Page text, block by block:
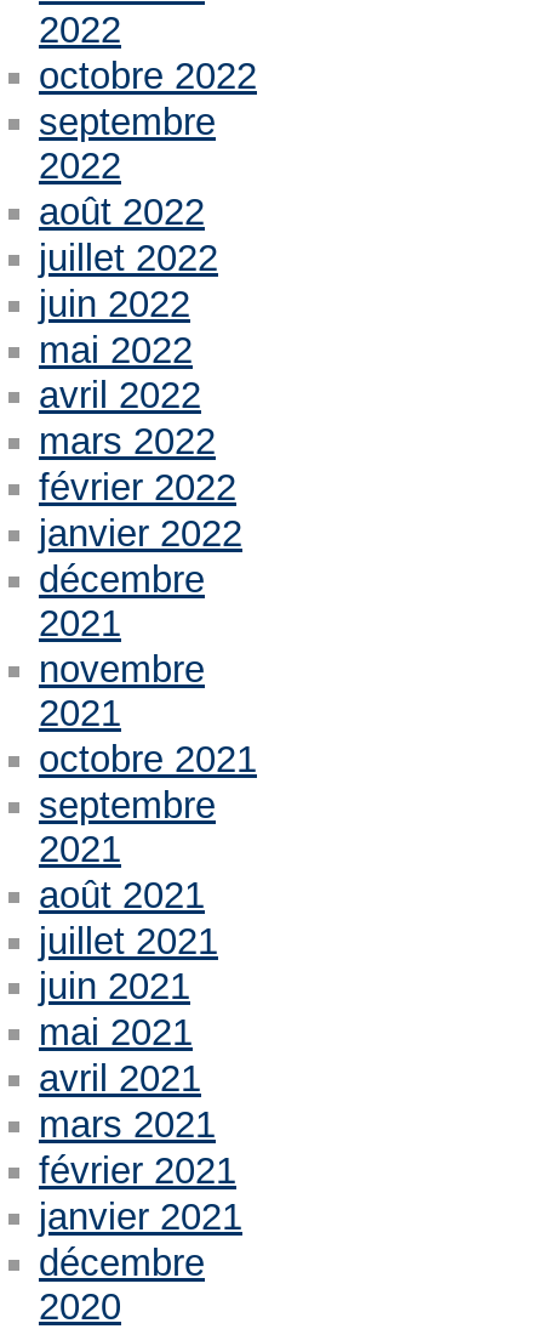
2022
octobre 2022
septembre
2022
août 2022
juillet 2022
juin 2022
mai 2022
avril 2022
mars 2022
février 2022
janvier 2022
décembre
2021
novembre
2021
octobre 2021
septembre
2021
août 2021
juillet 2021
juin 2021
mai 2021
avril 2021
mars 2021
février 2021
janvier 2021
décembre
2020